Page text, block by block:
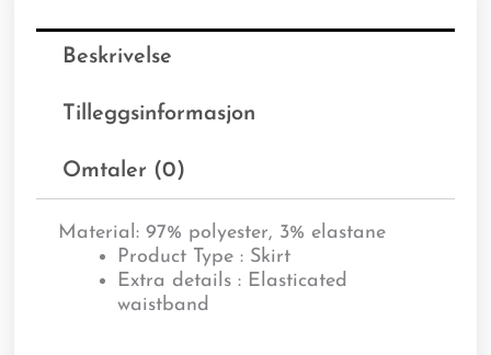
Beskrivelse
Tilleggsinformasjon
Omtaler (0)
Material: 97% polyester, 3% elastane
Product Type : Skirt
Extra details : Elasticated
waistband